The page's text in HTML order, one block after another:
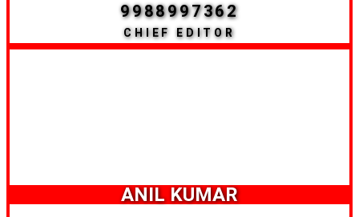
9988997362
CHIEF EDITOR
ANIL KUMAR